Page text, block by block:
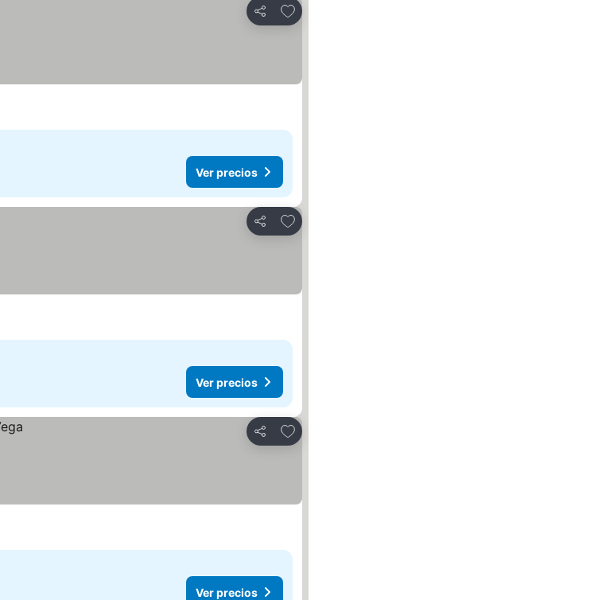
Compartir
Agregar a favoritos
Ver precios
Compartir
Agregar a favoritos
Ver precios
Compartir
Agregar a favoritos
Ver precios